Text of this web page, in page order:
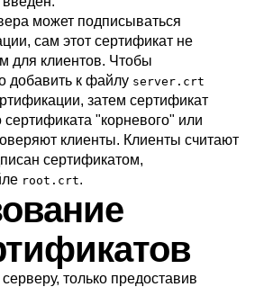
может подписываться
сам этот сертификат не
для клиентов. Чтобы
добавить к файлу server.crt
затем сертификат
"корневого" или
клиенты. Клиенты считают
сертификатом,
root.crt.
только предоставив